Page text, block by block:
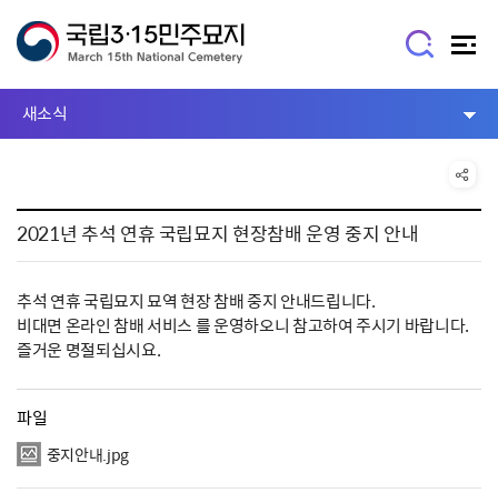
새소식
2021년 추석 연휴 국립묘지 현장참배 운영 중지 안내
추석 연휴 국립묘지 묘역 현장 참배 중지 안내드립니다.
비대면 온라인 참배 서비스 를 운영하오니 참고하여 주시기 바랍니다.
즐거운 명절되십시요.
파일
중지안내.jpg